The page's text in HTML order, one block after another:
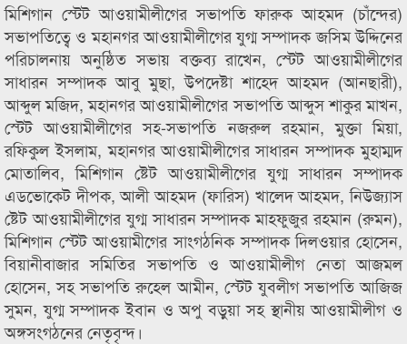
মিশিগান স্টেট আওয়ামীলীগের সভাপতি ফারুক আহমদ (চাঁন্দের)
সভাপতিত্বে ও মহানগর আওয়ামীলীগের যুগ্ম সম্পাদক জসিম উদ্দিনের
পরিচালনায় অনুষ্ঠিত সভায় বক্তব্য রাখেন, স্টেট আওয়ামীলীগের
সাধারন সম্পাদক আবু মুছা, উপদেষ্টা শাহেদ আহমদ (আনছারী),
আব্দুল মজিদ, মহানগর আওয়ামীলীগের সভাপতি আব্দুস শাকুর মাখন,
স্টেট আওয়ামীলীগের সহ-সভাপতি নজরুল রহমান, মুক্তা মিয়া,
রফিকুল ইসলাম, মহানগর আওয়ামীলীগের সাধারন সম্পাদক মুহাম্মদ
মোতালিব, মিশিগান ষ্টেট আওয়ামীলীগের যুগ্ম সাধারন সম্পাদক
এডভোকেট দীপক, আলী আহমদ (ফারিস) খালেদ আহমদ, নিউজ্যাস
ষ্টেট আওয়ামীলীগের যুগ্ম সাধারন সম্পাদক মাহফুজুর রহমান (রুমন),
মিশিগান স্টেট আওয়ামীগের সাংগঠনিক সম্পাদক দিলওয়ার হোসেন,
বিয়ানীবাজার সমিতির সভাপতি ও আওয়ামীলীগ নেতা আজমল
হোসেন, সহ সভাপতি রুহেল আমীন, স্টেট যুবলীগ সভাপতি আজিজ
সুমন, যুগ্ম সম্পাদক ইবান ও অপু বড়ুয়া সহ স্থানীয় আওয়ামীলীগ ও
অঙ্গসংগঠনের নেতৃবৃন্দ।